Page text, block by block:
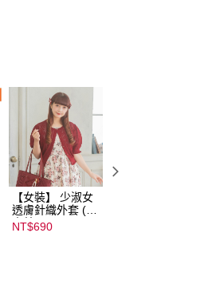
【女裝】 少淑女
透膚針織外套 (青
木美沙子m♡petit
by misako)｜
NT$690